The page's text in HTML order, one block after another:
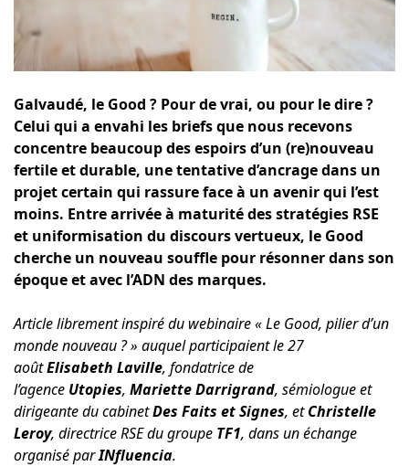
Galvaudé, le Good ? Pour de vrai, ou pour le dire ?
Celui qui a envahi les briefs que nous recevons
concentre beaucoup des espoirs d’un (re)nouveau
fertile et durable, une tentative d’ancrage dans un
projet certain qui rassure face à un avenir qui l’est
moins. Entre arrivée à maturité des stratégies RSE
et uniformisation du discours vertueux, le Good
cherche un nouveau souffle pour résonner dans son
époque et avec l’ADN des marques.
Article librement inspiré du webinaire « Le Good, pilier d’un
monde nouveau ? » auquel participaient le 27
aoûtElisabeth Laville, fondatrice de
l’agence Utopies, Mariette Darrigrand, sémiologue et
dirigeante du cabinetDes Faits et Signes, etChristelle
Leroy, directrice RSE du groupe TF1, dans un échange
organisé parINfluencia.